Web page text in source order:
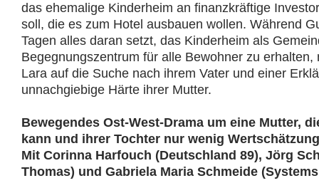
das ehemalige Kinderheim an finanzkräftige
soll, die es zum Hotel ausbauen wollen. Während
Tagen alles daran setzt, das Kinderheim als
Begegnungszentrum für alle Bewohner zu erhalten,
Lara auf die Suche nach ihrem Vater und einer
unnachgiebige Härte ihrer Mutter.​
Bewegendes Ost-West-Drama um eine Mutter,
kann und ihrer Tochter nur wenig
Mit Corinna Harfouch (Deutschland 89), Jörg
Thomas) und Gabriela Maria Schmeide